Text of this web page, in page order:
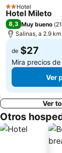
2 Estrellas
Hotel
Hotel Mileto
8,3 Muy bueno (
Salinas, a 2.9
de $27
Mira precios de
Ver
Ver
Otros